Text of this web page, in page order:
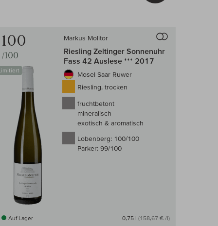
100
/100
Markus Molitor
Riesling Zeltinger Sonnenuhr
Fass 42 Auslese *** 2017
Mosel Saar Ruwer
Riesling, trocken
fruchtbetont
mineralisch
exotisch & aromatisch
Lobenberg: 100/100
Parker: 99/100
Auf Lager 0,75 l (158,67 € /l)